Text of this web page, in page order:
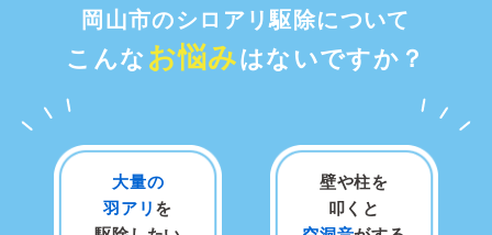
岡山市のシロアリ駆除について
こんな お悩みはないですか？
大量の
羽アリ を
壁や柱を
叩くと